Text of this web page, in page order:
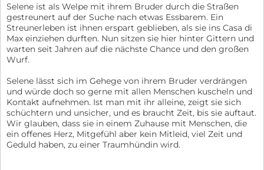
Selene ist als Welpe mit ihrem Bruder durch die Straßen
gestreunert auf der Suche nach etwas Essbarem. Ein
Streunerleben ist ihnen erspart geblieben, als sie ins Casa di
Max einziehen durften. Nun sitzen sie hier hinter Gittern und
warten seit Jahren auf die nächste Chance und den großen
Wurf.
Selene lässt sich im Gehege von ihrem Bruder verdrängen
und würde doch so gerne mit allen Menschen kuscheln und
Kontakt aufnehmen. Ist man mit ihr alleine, zeigt sie sich
schüchtern und unsicher, und es braucht Zeit, bis sie auftaut.
Wir glauben, dass sie in einem Zuhause mit Menschen, die
ein offenes Herz, Mitgefühl aber kein Mitleid, viel Zeit und
Geduld haben, zu einer Traumhündin wird.